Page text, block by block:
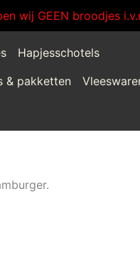
wij GEEN broodjes
Hapjesschotels
& pakketten